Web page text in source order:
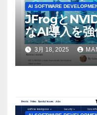
AI SOFTWARE
JFrogと
なAI導入を強
3月 18, 2025